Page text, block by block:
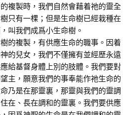
複製時，我們自然會藉着祂的靈全
只有一棵；但是生命樹已經栽種在
叫我們成爲小生命樹。
複製，有供應生命的職事。因着
的兒女，我們不僅擁有並經歷永遠
給基督身體上別的肢體。我們要對
主，願意我們的事奉能作祂生命的
乃是在那靈裏，那靈與我們的靈調
在、長在調和的靈裏。我們要供應